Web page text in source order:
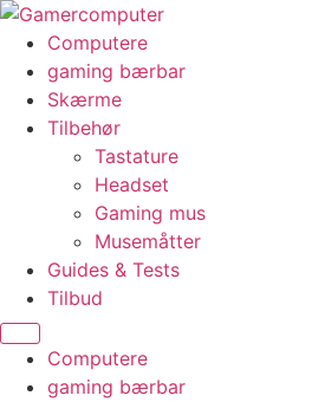
Videre
indhold
Computere
gaming bærbar
Skærme
Tilbehør
Tastature
Headset
Gaming mus
Musemåtter
Guides & Tests
Tilbud
Computere
gaming bærbar